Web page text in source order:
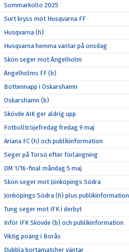
Sommarkollo 2025
Surt kryss mot Husqvarna FF
Husqvarna (h)
Husqvarna hemma väntar på onsdag
Skön seger mot Ängelholm
Ängelholms FF (b)
Bottennapp i Oskarshamn
Oskarshamn (b)
Skövde AIK ger aldrig upp
Fotbolltröjefredag fredag 9 maj
Ariana FC (h) och publikinformation
Seger på Torsö efter förlängning
DM 1/16-final måndag 5 maj
Skön seger mot Jönköpings Södra
Jönköpings Södra (h) plus publikinformation
Tung seger mot IFK i derbyt
Inför IFK Skövde (b) och publikinformation
Viktig poäng i Borås
Dubbla bortamatcher väntar